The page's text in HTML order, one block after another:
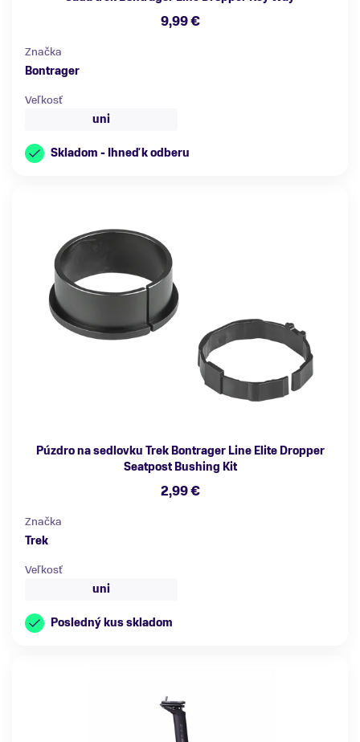
9,99 €
Značka
Bontrager
Veľkosť
uni
Skladom - Ihneď k odberu
Púzdro na sedlovku Trek Bontrager Line Elite Dropper
Seatpost Bushing Kit
2,99 €
Značka
Trek
Veľkosť
uni
Posledný kus skladom